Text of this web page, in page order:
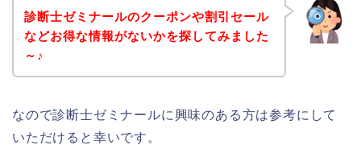
診断士ゼミナールのクーポンや割引セール
などお得な情報がないかを探してみました
～♪
なので診断士ゼミナールに興味のある方は参考にして
いただけると幸いです。